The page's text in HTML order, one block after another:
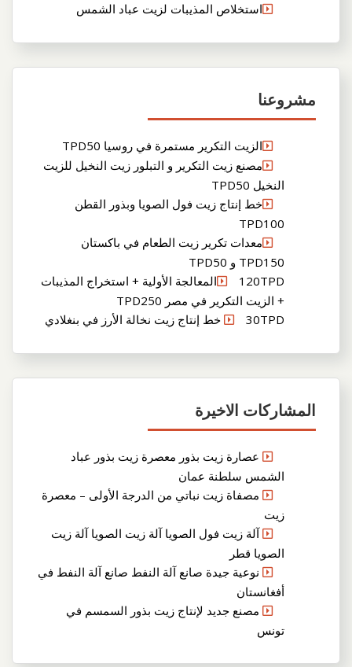
استخلاص المذيبات لزيت عباد الشمس
مشروعنا
الزيت التكرير مستمرة في روسيا TPD50
مصنع زيت التكرير و التبلور زيت النخيل للزيت
النخيل TPD50
خط إنتاج زيت فول الصويا وبذور القطن
TPD100
معدات تكرير زيت الطعام في باكستان
TPD150 و TPD50
120TPDالمعالجة الأولية + استخراج المذيبات
+ الزيت التكرير في مصر TPD250
30TPD خط إنتاج زيت نخالة الأرز في بنغلادي
المشاركات الاخيرة
عصارة زيت بذور معصرة زيت بذور عباد
الشمس سلطنة عمان
مصفاة زيت نباتي من الدرجة الأولى – معصرة
زيت
آلة زيت فول الصويا آلة زيت الصويا آلة زيت
الصويا قطر
نوعية جيدة صانع آلة النفط صانع آلة النفط في
أفغانستان
مصنع جديد لإنتاج زيت بذور السمسم في
تونس